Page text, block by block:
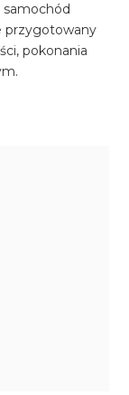
przygotowany
pokonania